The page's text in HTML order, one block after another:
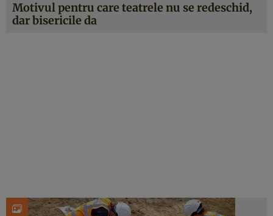
Motivul pentru care teatrele nu se redeschid,
dar bisericile da